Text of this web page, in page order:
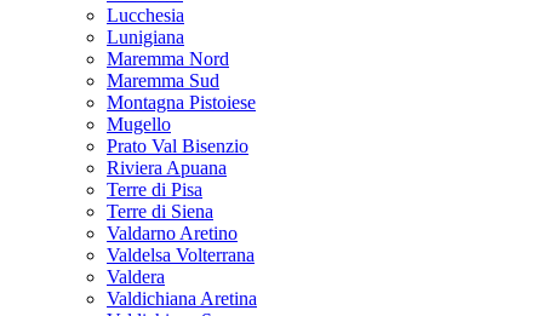
Lucchesia
Lunigiana
Maremma Nord
Maremma Sud
Montagna Pistoiese
Mugello
Prato Val Bisenzio
Riviera Apuana
Terre di Pisa
Terre di Siena
Valdarno Aretino
Valdelsa Volterrana
Valdera
Valdichiana Aretina